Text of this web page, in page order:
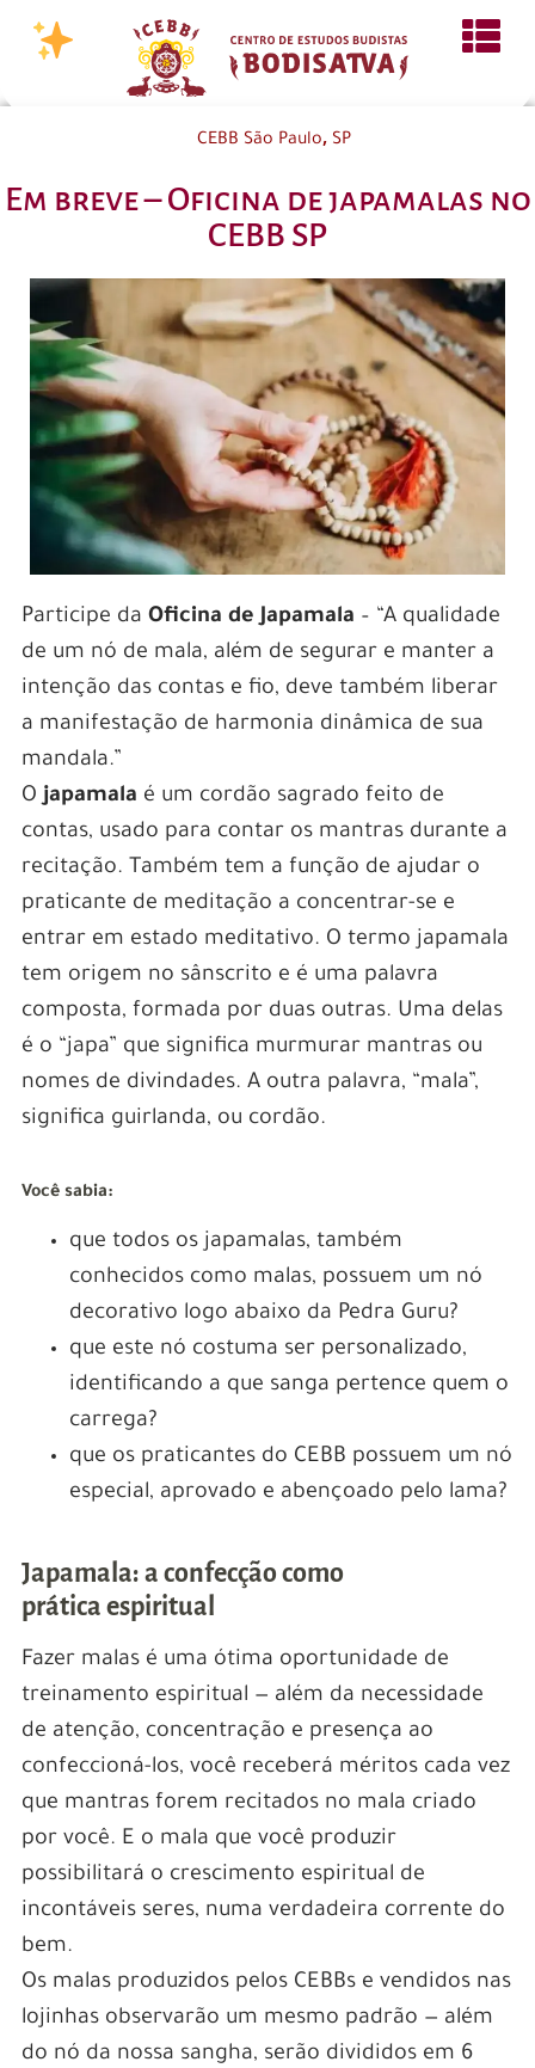
CEBB São Paulo, SP
Em breve – Oficina de japamalas no
CEBB SP
Participe da Oficina de Japamala – “A qualidade
de um nó de mala, além de segurar e manter a
intenção das contas e fio, deve também liberar
a manifestação de harmonia dinâmica de sua
mandala.”
Ojapamala é um cordão sagrado feito de
contas, usado para contar os mantras durante a
recitação. Também tem a função de ajudar o
praticante de meditação a concentrar-se e
entrar em estado meditativo. O termo japamala
tem origem no sânscrito e é uma palavra
composta, formada por duas outras. Uma delas
é o “japa” que significa murmurar mantras ou
nomes de divindades. A outra palavra, “mala”,
significa guirlanda, ou cordão.
Você sabia:
que todos os japamalas, também
conhecidos como malas, possuem um nó
decorativo logo abaixo da Pedra Guru?
que este nó costuma ser personalizado,
identificando a que sanga pertence quem o
carrega?
que os praticantes do CEBB possuem um nó
especial, aprovado e abençoado pelo lama?
Japamala: a confecção como
prática espiritual
Fazer malas é uma ótima oportunidade de
treinamento espiritual — além da necessidade
de atenção, concentração e presença ao
confeccioná-los, você receberá méritos cada vez
que mantras forem recitados no mala criado
por você. E o mala que você produzir
possibilitará o crescimento espiritual de
incontáveis seres, numa verdadeira corrente do
bem.
Os malas produzidos pelos CEBBs e vendidos nas
lojinhas observarão um mesmo padrão — além
do nó da nossa sangha, serão divididos em 6